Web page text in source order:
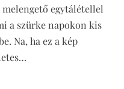
egytálétellel
a szürke napokon kis
Na, ha ez a kép